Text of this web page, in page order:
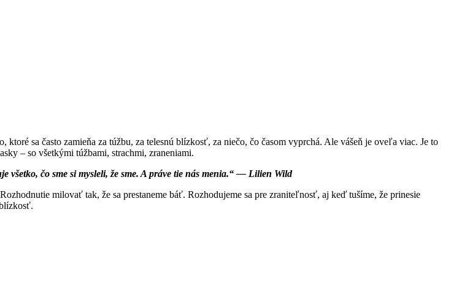
sa často zamieňa za túžbu, za telesnú blízkosť, za niečo, čo časom vyprchá. Ale vášeň je oveľa viac. Je to
– so všetkými túžbami, strachmi, zraneniami.
všetko, čo sme si mysleli, že sme. A práve tie nás menia.“ — Lilien Wild
milovať tak, že sa prestaneme báť. Rozhodujeme sa pre zraniteľnosť, aj keď tušíme, že prinesie